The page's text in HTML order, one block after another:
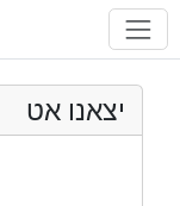
יצאנו אט